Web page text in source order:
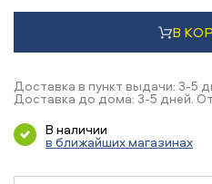
В
Доставка в пункт выдачи: 3-5
Доставка до дома: 3-5 дней.
В наличии
в ближайших магазинах